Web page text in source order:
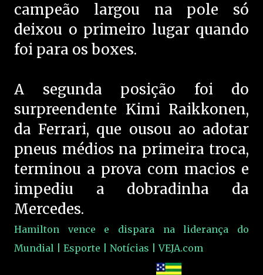
campeão largou na pole só
deixou o primeiro lugar quando
foi para os boxes.
A segunda posição foi do
surpreendente Kimi Raikkonen,
da Ferrari, que ousou ao adotar
pneus médios na primeira troca,
terminou a prova com macios e
impediu a dobradinha da
Mercedes.
Hamilton vence e dispara na liderança do
Mundial | Esporte | Notícias | VEJA.com